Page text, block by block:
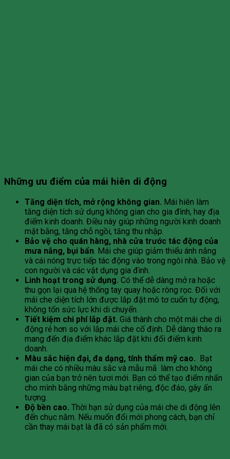
Những ưu điểm của mái hiên di động
Tăng diện tích, mở rộng không gian. Mái hiên làm
tăng diện tích sử dụng không gian cho gia đình, hay địa
điểm kinh doanh. Điều này giúp những người kinh doanh
mặt bằng, tăng chỗ ngồi, tăng thu nhập.
Bảo vệ cho quán hàng, nhà cửa trước tác động của
mưa nắng, bụi bẩn. Mái che giúp giảm thiểu ánh nắng
và cái nóng trực tiếp tác động vào trong ngôi nhà. Bảo vệ
con người và các vật dụng gia đình.
Linh hoạt trong sử dụng. Có thể dễ dàng mở ra hoặc
thu gọn lại qua hệ thống tay quay hoặc ròng rọc. Đối với
mái che diện tích lớn được lắp đặt mô tơ cuốn tự động,
không tốn sức lực khi di chuyển.
Tiết kiệm chi phí lắp đặt. Giá thành cho một mái che di
động rẻ hơn so với lắp mái che cố định. Dễ dàng tháo ra
mang đến địa điểm khác lắp đặt khi đổi điểm kinh
doanh.
Màu sắc hiện đại, đa dạng, tính thẩm mỹ cao. Bạt
mái che có nhiều màu sắc và mẫu mã làm cho không
gian của bạn trở nên tươi mới. Bạn có thể tạo điểm nhấn
cho mình bằng những màu bạt riêng, độc đáo, gây ấn
tượng.
Độ bền cao. Thời hạn sử dụng của mái che di động lên
đến chục năm. Nếu muốn đổi mới phong cách, bạn chỉ
cần thay mái bạt là đã có sản phẩm mới.